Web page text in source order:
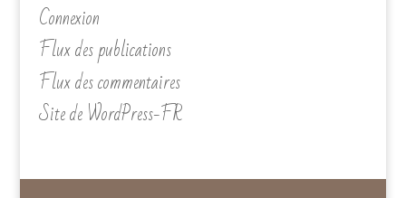
Connexion
Flux des publications
Flux des commentaires
Site de WordPress-FR